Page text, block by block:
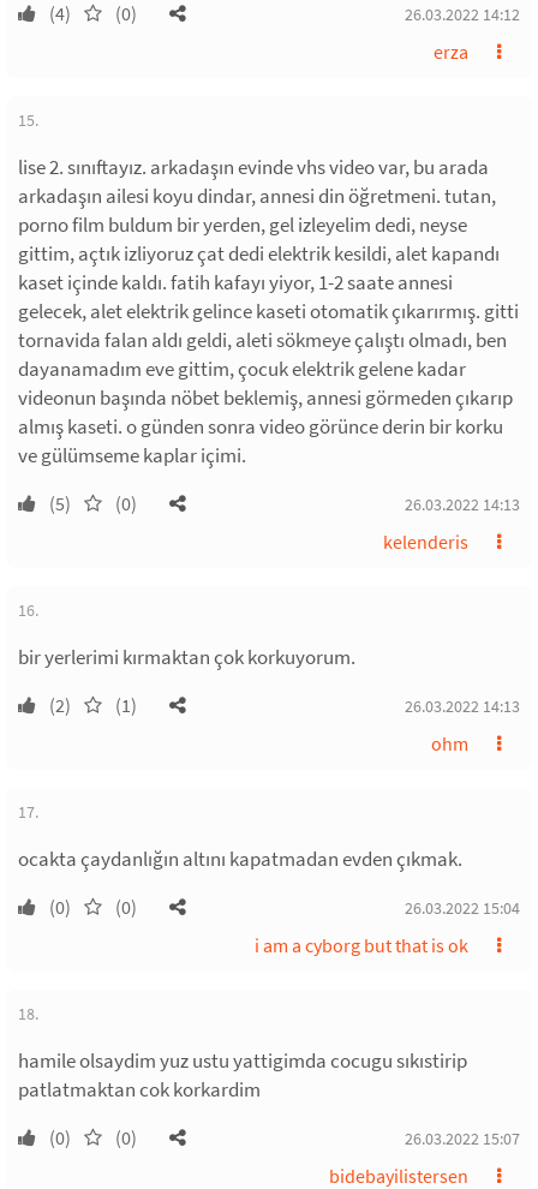
(4) (0) 26.03.2022 14:12
erza
15.
lise 2. sınıftayız. arkadaşın evinde vhs video var, bu arada
arkadaşın ailesi koyu dindar, annesi din öğretmeni. tutan,
porno film buldum bir yerden, gel izleyelim dedi, neyse
gittim, açtık izliyoruz çat dedi elektrik kesildi, alet kapandı
kaset içinde kaldı. fatih kafayı yiyor, 1-2 saate annesi
gelecek, alet elektrik gelince kaseti otomatik çıkarırmış. gitti
tornavida falan aldı geldi, aleti sökmeye çalıştı olmadı, ben
dayanamadım eve gittim, çocuk elektrik gelene kadar
videonun başında nöbet beklemiş, annesi görmeden çıkarıp
almış kaseti. o günden sonra video görünce derin bir korku
ve gülümseme kaplar içimi.
(5) (0) 26.03.2022 14:13
kelenderis
16.
bir yerlerimi kırmaktan çok korkuyorum.
(2) (1) 26.03.2022 14:13
ohm
17.
ocakta çaydanlığın altını kapatmadan evden çıkmak.
(0) (0) 26.03.2022 15:04
i am a cyborg but that is ok
18.
hamile olsaydim yuz ustu yattigimda cocugu sıkıstirip
patlatmaktan cok korkardim
(0) (0) 26.03.2022 15:07
bidebayilistersen